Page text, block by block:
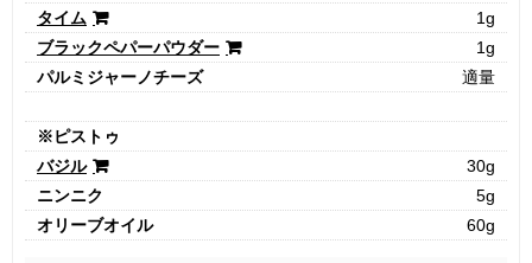
タイム
1g
ブラックペパーパウダー
1g
パルミジャーノチーズ
適量
※ピストゥ
バジル
30g
ニンニク
5g
オリーブオイル
60g